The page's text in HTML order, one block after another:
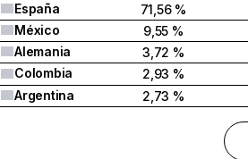
España
71,56 %
México
9,55 %
Alemania
3,72 %
Colombia
2,93 %
Argentina
2,73 %